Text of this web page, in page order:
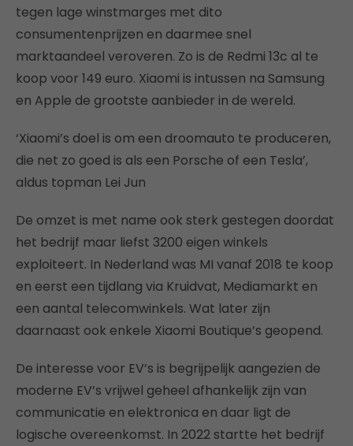
tegen lage winstmarges met dito
consumentenprijzen en daarmee snel
marktaandeel veroveren. Zo is de Redmi 13c al te
koop voor 149 euro. Xiaomi is intussen na Samsung
en Apple de grootste aanbieder in de wereld.
‘Xiaomi’s doel is om een droomauto te produceren,
die net zo goed is als een Porsche of een Tesla’,
aldus topman Lei Jun
De omzet is met name ook sterk gestegen doordat
het bedrijf maar liefst 3200 eigen winkels
exploiteert. In Nederland was MI vanaf 2018 te koop
en eerst een tijdlang via Kruidvat, Mediamarkt en
een aantal telecomwinkels. Wat later zijn
daarnaast ook enkele Xiaomi Boutique’s geopend.
De interesse voor EV’s is begrijpelijk aangezien de
moderne EV’s vrijwel geheel afhankelijk zijn van
communicatie en elektronica en daar ligt de
logische overeenkomst. In 2022 startte het bedrijf